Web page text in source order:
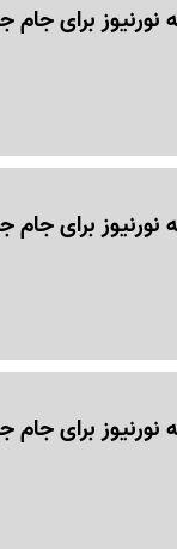
جام جهانی 2026 / قسمت
جام جهانی 2026 / قسمت
جام جهانی 2026 / قسمت